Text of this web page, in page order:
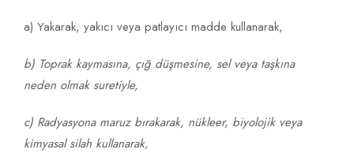
a) Yakarak, yakıcı veya patlayıcı madde kullanarak,
b) Toprak kaymasına, çığ düşmesine, sel veya taşkına
neden olmak suretiyle,
c) Radyasyona maruz bırakarak, nükleer, biyolojik veya
kimyasal silah kullanarak,